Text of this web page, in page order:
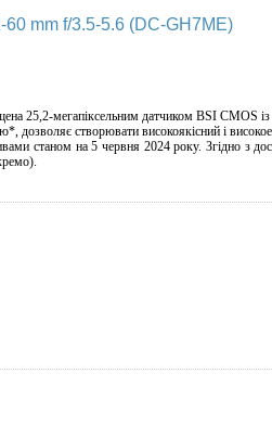
mm f/3.5-5.6 (DC-GH7ME)
25,2-мегапіксельним датчиком BSI CMOS
дозволяє створювати високоякісний і
станом на 5 червня 2024 року. Згідно з